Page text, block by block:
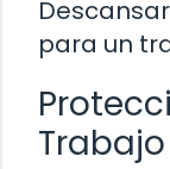
para un
Trabajo